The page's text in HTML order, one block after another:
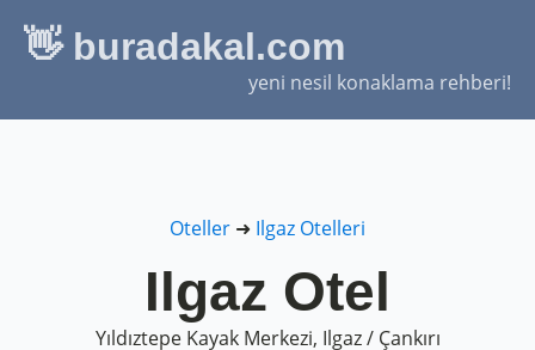
👋 buradakal.com
yeni nesil konaklama rehberi!
Oteller ➜ Ilgaz Otelleri
Ilgaz Otel
Yıldıztepe Kayak Merkezi, Ilgaz / Çankırı